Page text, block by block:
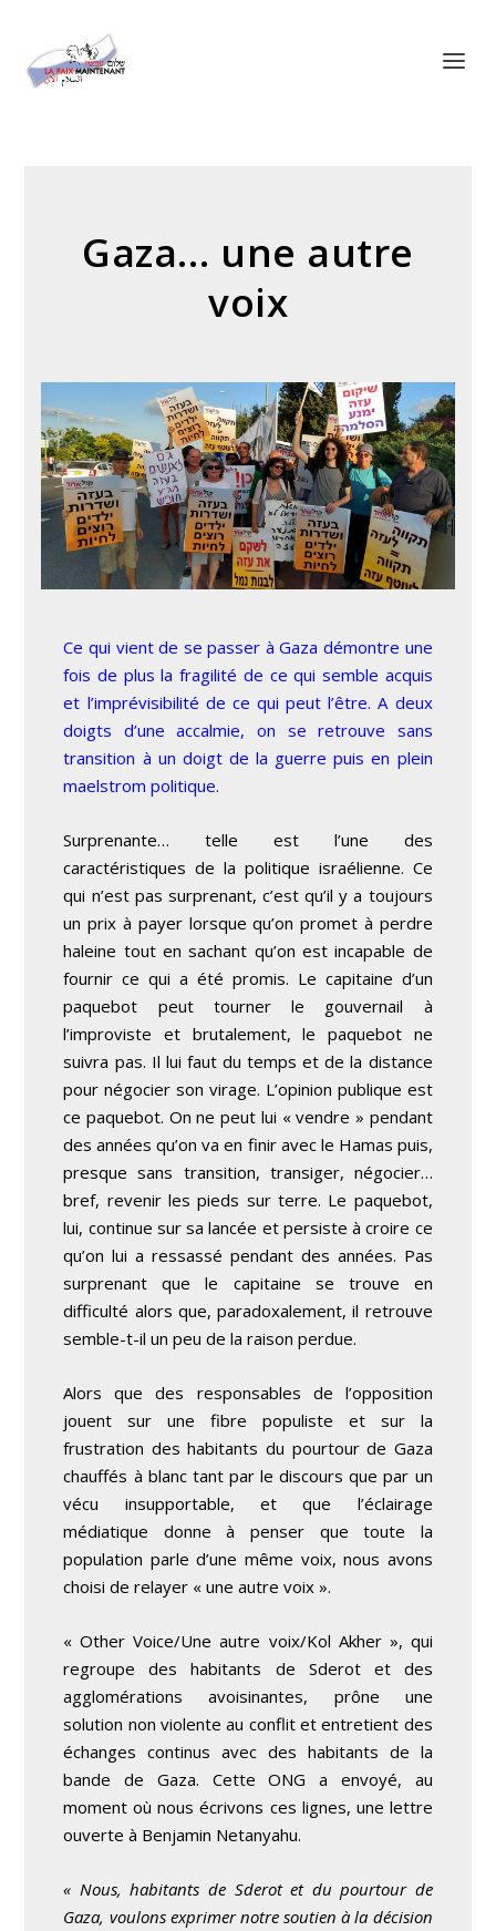
Gaza… une autre
voix
Ce qui vient de se passer à Gaza démontre une
fois de plus la fragilité de ce qui semble acquis
et l’imprévisibilité de ce qui peut l’être. A deux
doigts d’une accalmie, on se retrouve sans
transition à un doigt de la guerre puis en plein
maelstrom politique.
Surprenante… telle est l’une des
caractéristiques de la politique israélienne. Ce
qui n’est pas surprenant, c’est qu’il y a toujours
un prix à payer lorsque qu’on promet à perdre
haleine tout en sachant qu’on est incapable de
fournir ce qui a été promis. Le capitaine d’un
paquebot peut tourner le gouvernail à
l’improviste et brutalement, le paquebot ne
suivra pas. Il lui faut du temps et de la distance
pour négocier son virage. L’opinion publique est
ce paquebot. On ne peut lui « vendre » pendant
des années qu’on va en finir avec le Hamas puis,
presque sans transition, transiger, négocier…
bref, revenir les pieds sur terre. Le paquebot,
lui, continue sur sa lancée et persiste à croire ce
qu’on lui a ressassé pendant des années. Pas
surprenant que le capitaine se trouve en
difficulté alors que, paradoxalement, il retrouve
semble-t-il un peu de la raison perdue.
Alors que des responsables de l’opposition
jouent sur une fibre populiste et sur la
frustration des habitants du pourtour de Gaza
chauffés à blanc tant par le discours que par un
vécu insupportable, et que l’éclairage
médiatique donne à penser que toute la
population parle d’une même voix, nous avons
choisi de relayer « une autre voix ».
« Other Voice/Une autre voix/Kol Akher », qui
regroupe des habitants de Sderot et des
agglomérations avoisinantes, prône une
solution non violente au conflit et entretient des
échanges continus avec des habitants de la
bande de Gaza. Cette ONG a envoyé, au
moment où nous écrivons ces lignes, une lettre
ouverte à Benjamin Netanyahu.
« Nous, habitants de Sderot et du pourtour de
Gaza, voulons exprimer notre soutien à la décision